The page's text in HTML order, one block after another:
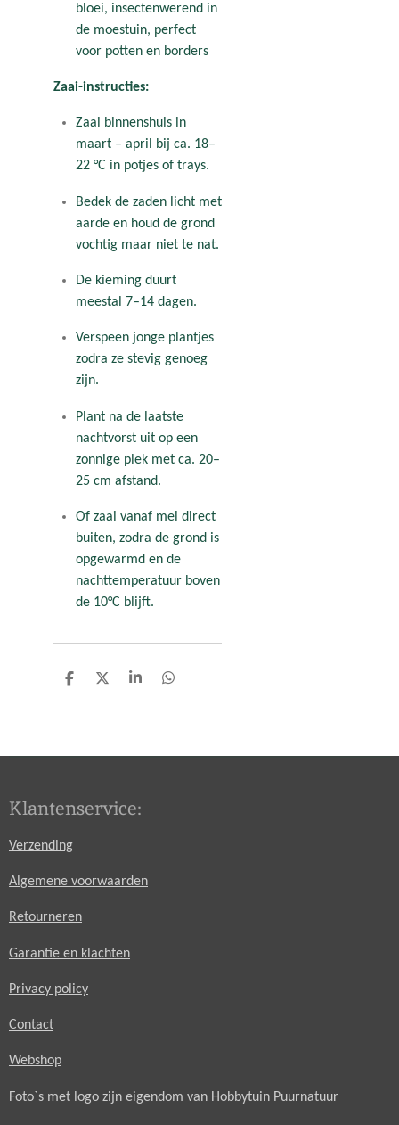
bloei, insectenwerend in
de moestuin, perfect
voor potten en borders
Zaai-instructies:
Zaai binnenshuis in
maart – april bij ca. 18–
22 °C in potjes of trays.
Bedek de zaden licht met
aarde en houd de grond
vochtig maar niet te nat.
De kieming duurt
meestal 7–14 dagen.
Verspeen jonge plantjes
zodra ze stevig genoeg
zijn.
Plant na de laatste
nachtvorst uit op een
zonnige plek met ca. 20–
25 cm afstand.
Of zaai vanaf mei direct
buiten, zodra de grond is
opgewarmd en de
nachttemperatuur boven
de 10°C blijft.
D
D
S
D
Klantenservice:
Verzending
Algemene voorwaarden
Retourneren
Garantie en klachten
Privacy policy
Contact
Webshop
Foto`s met logo zijn eigendom van Hobbytuin Puurnatuur